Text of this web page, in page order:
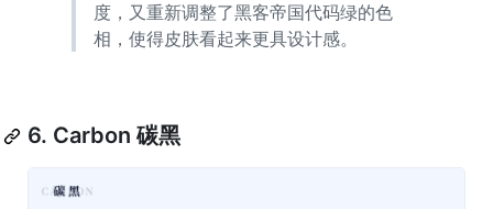
度，又重新调整了黑客帝国代码绿的色
相，使得皮肤看起来更具设计感。
6. Carbon 碳黑